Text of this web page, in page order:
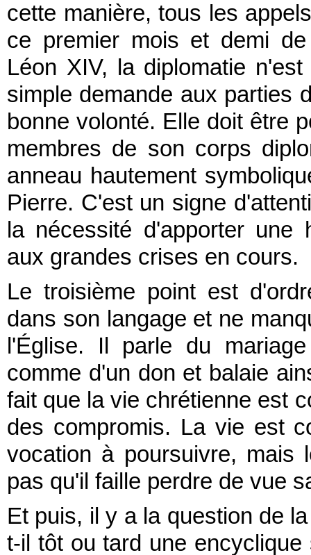
cette manière, tous les
ce premier mois et demi
Léon XIV, la diplomatie
simple demande aux parties
bonne volonté. Elle doit être
membres de son corps
anneau hautement
Pierre. C'est un signe
la nécessité d'apporter une
aux grandes crises en cours.
Le troisième point est
dans son langage et ne
l'Église. Il parle du
comme d'un don et balaie
fait que la vie chrétienne est
des compromis. La vie est
vocation à poursuivre, mais
pas qu'il faille perdre de vue
Et puis, il y a la question de
t-il tôt ou tard une